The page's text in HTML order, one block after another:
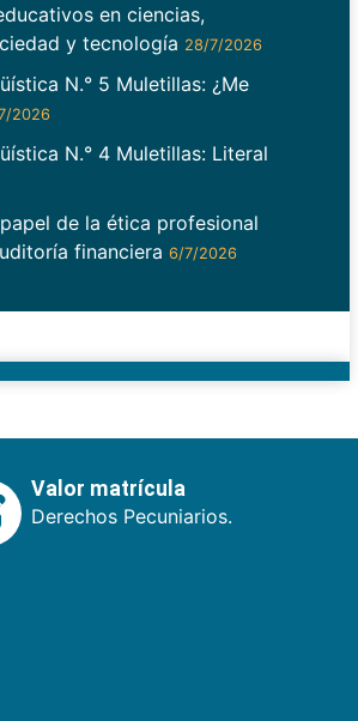
en ciencias,
y tecnología 28/7/2026
N.° 5 Muletillas: ¿Me
2026
N.° 4 Muletillas: Literal
de la ética profesional
financiera 6/7/2026
Valor matrícula
Derechos Pecuniarios.